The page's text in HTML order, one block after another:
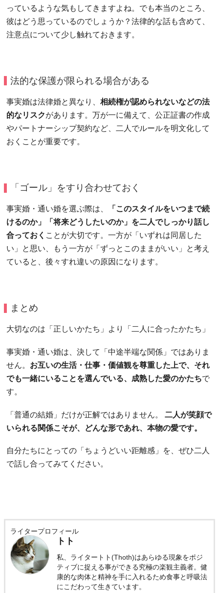
っているような気もしてきますよね。でも本当のところ、
彼はどう思っているのでしょうか？法律的な話も含めて、
注意点について少し触れておきます。
法的な保護が限られる場合がある
事実婚は法律婚と異なり、 相続権が認められないなどの法
的なリスクがあります。万が一に備えて、公正証書の作成
やパートナーシップ契約など、二人でルールを明文化して
おくことが重要です。
「ゴール」をすり合わせておく
事実婚・通い婚を選ぶ際は、
「このスタイルをいつまで続
けるのか」「将来どうしたいのか」を二人でしっかり話し
合っておく ことが大切です。一方が「いずれは同居した
い」と思い、もう一方が「ずっとこのままがいい」と考え
ていると、後々すれ違いの原因になります。
まとめ
大切なのは「正しいかたち」より「二人に合ったかたち」
事実婚・通い婚は、決して「中途半端な関係」ではありま
せん。 お互いの生活・仕事・価値観を尊重した上で、それ
でも一緒にいることを選んでいる、成熟した愛のかたちで
す。
「普通の結婚」だけが正解ではありません。 二人が笑顔で
いられる関係こそが、どんな形であれ、本物の愛です。
自分たちにとっての「ちょうどいい距離感」を、ぜひ二人
で話し合ってみてください。
ライタープロフィール
トト
私、ライタートト(Thoth)はあらゆる現象をポジ
ティブに捉える事ができる究極の楽観主義者。健
康的な肉体と精神を手に入れるため食事と呼吸法
にこだわって生きています。